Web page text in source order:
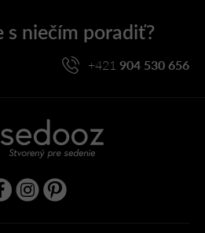
+421 904 530 656